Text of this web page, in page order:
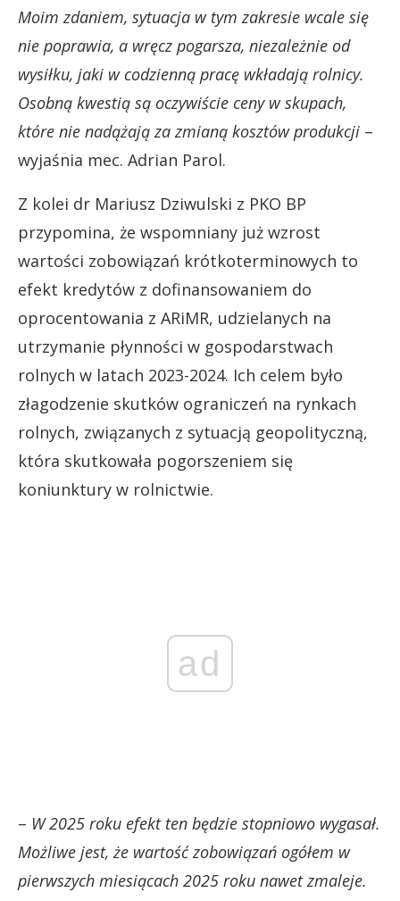
Moim zdaniem, sytuacja w tym zakresie wcale się
nie poprawia, a wręcz pogarsza, niezależnie od
wysiłku, jaki w codzienną pracę wkładają rolnicy.
Osobną kwestią są oczywiście ceny w skupach,
które nie nadążają za zmianą kosztów produkcji –
wyjaśnia mec. Adrian Parol.
Z kolei dr Mariusz Dziwulski z PKO BP
przypomina, że wspomniany już wzrost
wartości zobowiązań krótkoterminowych to
efekt kredytów z dofinansowaniem do
oprocentowania z ARiMR, udzielanych na
utrzymanie płynności w gospodarstwach
rolnych w latach 2023-2024. Ich celem było
złagodzenie skutków ograniczeń na rynkach
rolnych, związanych z sytuacją geopolityczną,
która skutkowała pogorszeniem się
koniunktury w rolnictwie.
ad
– W 2025 roku efekt ten będzie stopniowo wygasał.
Możliwe jest, że wartość zobowiązań ogółem w
pierwszych miesiącach 2025 roku nawet zmaleje.